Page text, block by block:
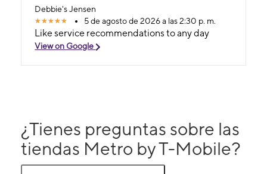
Debbie's Jensen
5 de agosto de 2026 a las 2:30 p. m.
Like service recommendations to any day
View on Google
¿Tienes preguntas sobre las
tiendas Metro by T-Mobile?